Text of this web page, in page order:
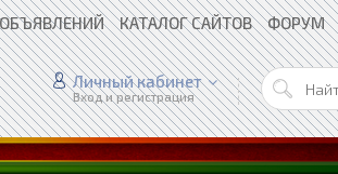
КАТАЛОГ САЙТОВ ФОРУМ
Личный кабинет
Вход и регистрация